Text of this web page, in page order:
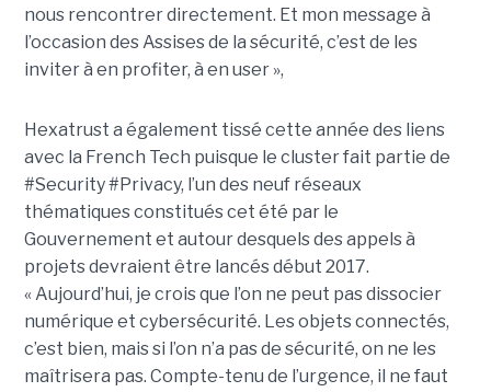
nous rencontrer directement. Et mon message à
l’occasion des Assises de la sécurité, c’est de les
inviter à en profiter, à en user »,
Hexatrust a également tissé cette année des liens
avec la French Tech puisque le cluster fait partie de
#Security #Privacy, l’un des neuf réseaux
thématiques constitués cet été par le
Gouvernement et autour desquels des appels à
projets devraient être lancés début 2017.
« Aujourd’hui, je crois que l’on ne peut pas dissocier
numérique et cybersécurité. Les objets connectés,
c’est bien, mais si l’on n’a pas de sécurité, on ne les
maîtrisera pas. Compte-tenu de l’urgence, il ne faut